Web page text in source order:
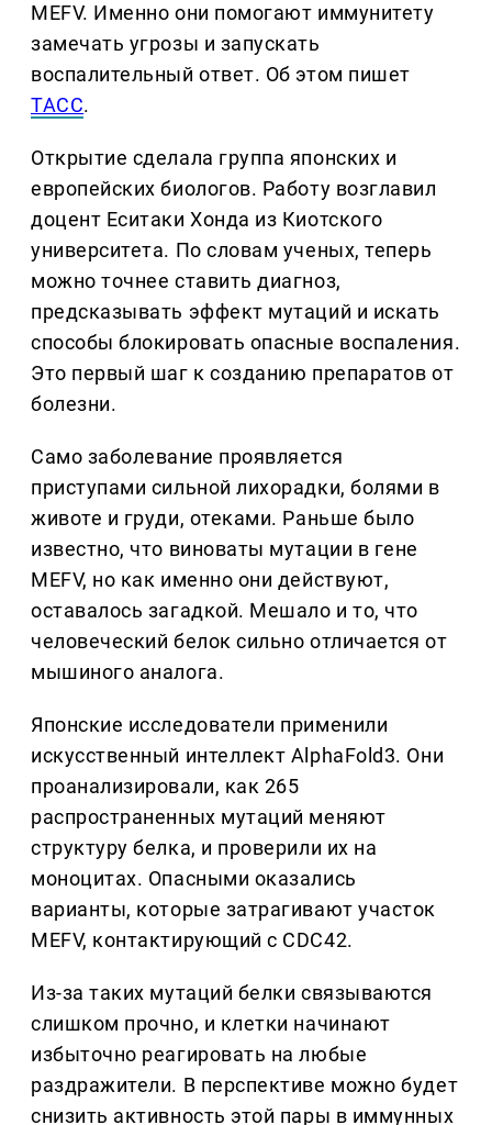
MEFV. Именно они помогают иммунитету
замечать угрозы и запускать
воспалительный ответ. Об этом пишет
ТАСС.
Открытие сделала группа японских и
европейских биологов. Работу возглавил
доцент Еситаки Хонда из Киотского
университета. По словам ученых, теперь
можно точнее ставить диагноз,
предсказывать эффект мутаций и искать
способы блокировать опасные воспаления.
Это первый шаг к созданию препаратов от
болезни.
Само заболевание проявляется
приступами сильной лихорадки, болями в
животе и груди, отеками. Раньше было
известно, что виноваты мутации в гене
MEFV, но как именно они действуют,
оставалось загадкой. Мешало и то, что
человеческий белок сильно отличается от
мышиного аналога.
Японские исследователи применили
искусственный интеллект AlphaFold3. Они
проанализировали, как 265
распространенных мутаций меняют
структуру белка, и проверили их на
моноцитах. Опасными оказались
варианты, которые затрагивают участок
MEFV, контактирующий с CDC42.
Из-за таких мутаций белки связываются
слишком прочно, и клетки начинают
избыточно реагировать на любые
раздражители. В перспективе можно будет
снизить активность этой пары в иммунных